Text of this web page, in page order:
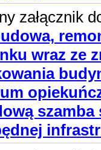
załącznik
wraz ze
szamba